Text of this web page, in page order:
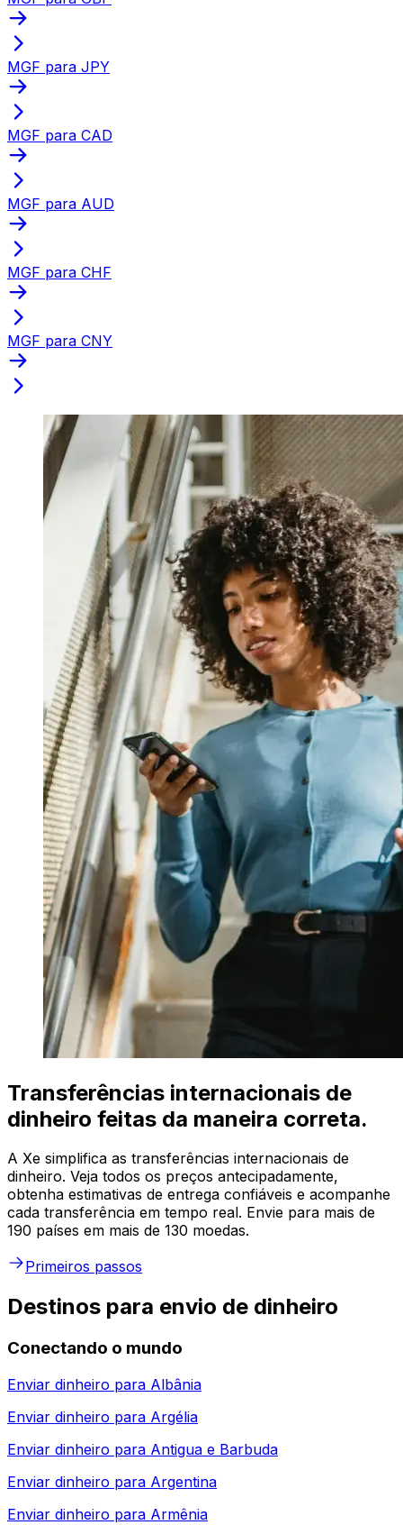
MGF para JPY
MGF para CAD
MGF para AUD
MGF para CHF
MGF para CNY
Transferências internacionais de
dinheiro feitas da maneira correta.
A Xe simplifica as transferências internacionais de
dinheiro. Veja todos os preços antecipadamente,
obtenha estimativas de entrega confiáveis e acompanhe
cada transferência em tempo real. Envie para mais de
190 países em mais de 130 moedas.
Primeiros passos
Destinos para envio de dinheiro
Conectando o mundo
Enviar dinheiro para Albânia
Enviar dinheiro para Argélia
Enviar dinheiro para Antigua e Barbuda
Enviar dinheiro para Argentina
Enviar dinheiro para Armênia